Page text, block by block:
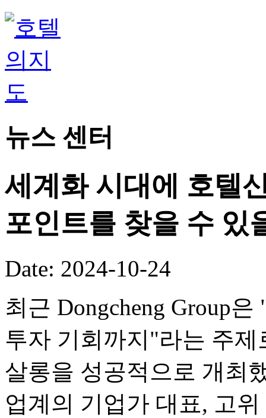
뉴스 센터
세계화 시대에 호텔
포인트를 찾을 수 있
Date: 2024-10-24
최근 Dongcheng Group
투자 기회까지"라는 주
살롱을 성공적으로 개최
업계의 기업가 대표, 고